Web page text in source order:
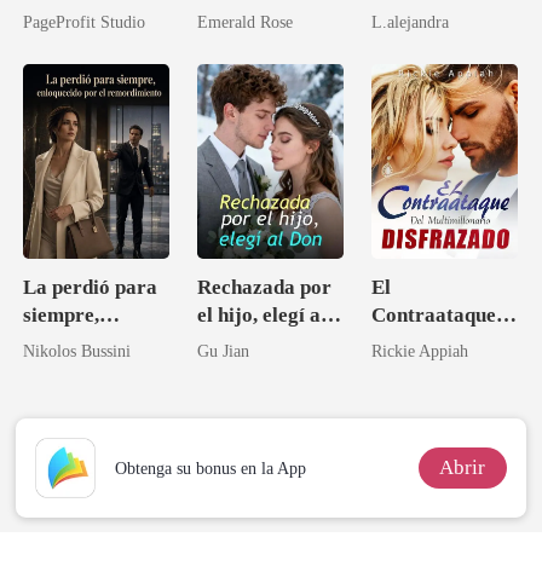
compañero y se
PageProfit Studio
mi corazón
Emerald Rose
Jefe
L.alejandra
La perdió para
siempre,
enloquecido por
Nikolos Bussini
Rechazada por
el hijo, elegí al
Don
Gu Jian
El
Contraataque
del
Rickie Appiah
Obtenga su bonus en la App Abrir